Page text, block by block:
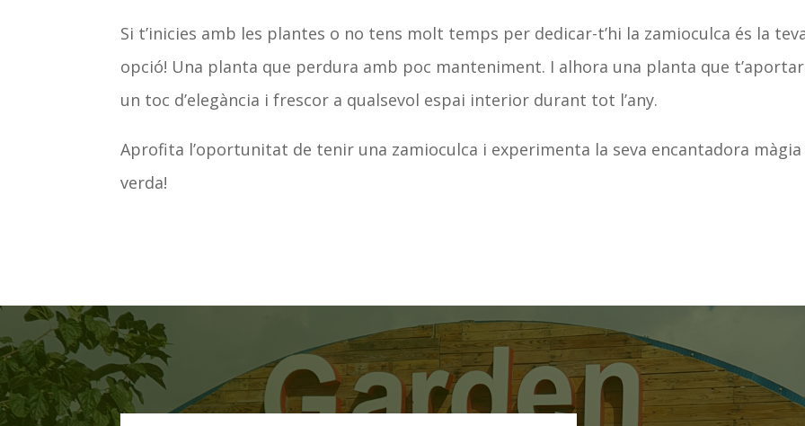
Si t’inicies amb les plantes o no tens molt temps per dedicar-t’hi la zamioculca és la
opció! Una planta que perdura amb poc manteniment. I alhora una planta que
un toc d’elegància i frescor a qualsevol espai interior durant tot l’any.
Aprofita l’oportunitat de tenir una zamioculca i experimenta la seva encantadora màgia
verda!